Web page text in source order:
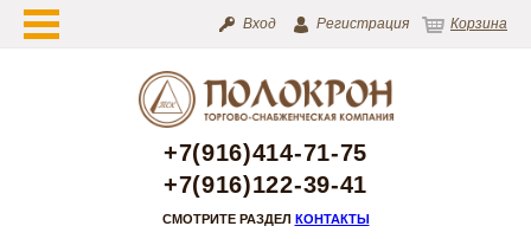
Вход Регистрация Корзина
+7(916)414-71-75
+7(916)122-39-41
СМОТРИТЕ РАЗДЕЛ КОНТАКТЫ